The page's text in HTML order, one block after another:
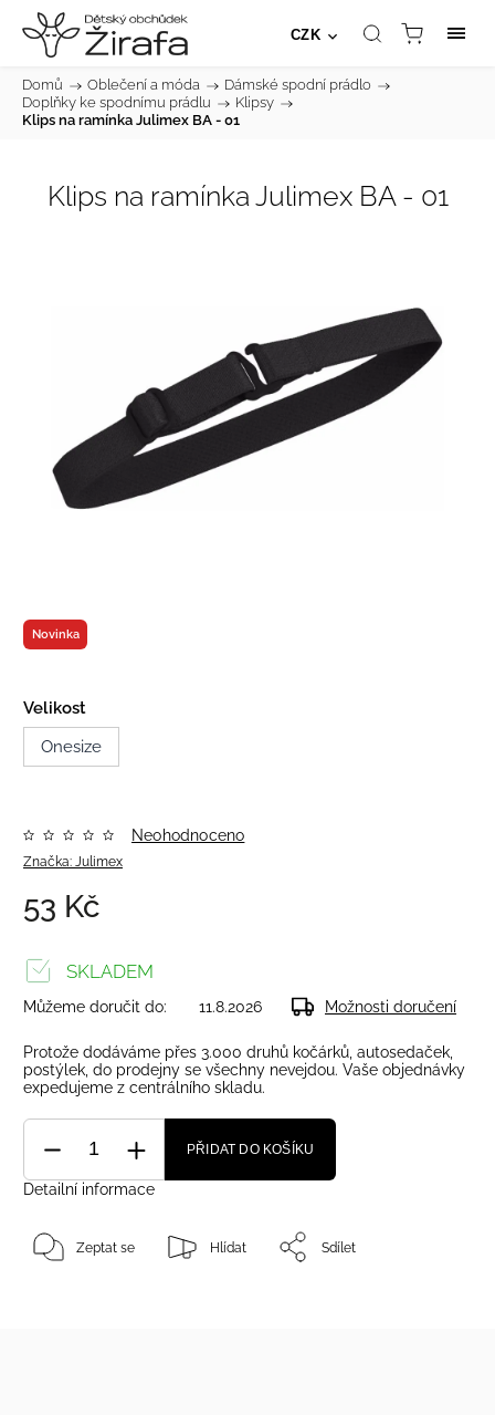
CZK
Domů / Oblečení a móda / Dámské spodní prádlo /
Doplňky ke spodnímu prádlu / Klipsy /
Klips na ramínka Julimex BA - 01
Klips na ramínka Julimex BA - 01
Novinka
Velikost
Onesize
Značka: Julimex
Neohodnoceno
53 Kč
SKLADEM
Můžeme doručit do: 11.8.2026 Možnosti doručení
Protože dodáváme přes 3.000 druhů kočárků, autosedaček,
postýlek, do prodejny se všechny nevejdou. Vaše objednávky
expedujeme z centrálního skladu.
PŘIDAT DO KOŠÍKU
Detailní informace
Zeptat se Hlídat Sdílet